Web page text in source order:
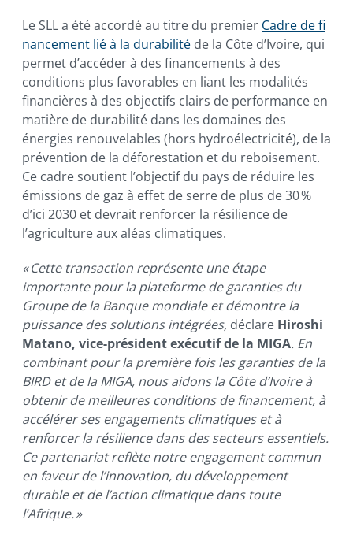
Le SLL a été accordé au titre du premier Cadre de fi
nancement lié à la durabilité de la Côte d’Ivoire, qui
permet d’accéder à des financements à des
conditions plus favorables en liant les modalités
financières à des objectifs clairs de performance en
matière de durabilité dans les domaines des
énergies renouvelables (hors hydroélectricité), de la
prévention de la déforestation et du reboisement.
Ce cadre soutient l’objectif du pays de réduire les
émissions de gaz à effet de serre de plus de 30 %
d’ici 2030 et devrait renforcer la résilience de
l’agriculture aux aléas climatiques.
« Cette transaction représente une étape
importante pour la plateforme de garanties du
Groupe de la Banque mondiale et démontre la
puissance des solutions intégrées, déclare Hiroshi
Matano, vice-président exécutif de la MIGA. En
combinant pour la première fois les garanties de la
BIRD et de la MIGA, nous aidons la Côte d’Ivoire à
obtenir de meilleures conditions de financement, à
accélérer ses engagements climatiques et à
renforcer la résilience dans des secteurs essentiels.
Ce partenariat reflète notre engagement commun
en faveur de l’innovation, du développement
durable et de l’action climatique dans toute
l’Afrique. »